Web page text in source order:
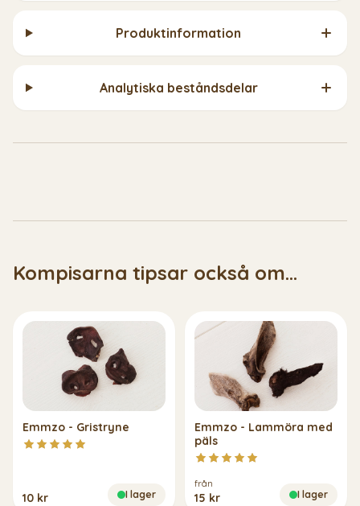
Produktinformation
Analytiska beståndsdelar
Kompisarna tipsar också om...
Emmzo - Gristryne
10 kr I lager
Emmzo - Lammöra med
päls
från
15 kr I lager